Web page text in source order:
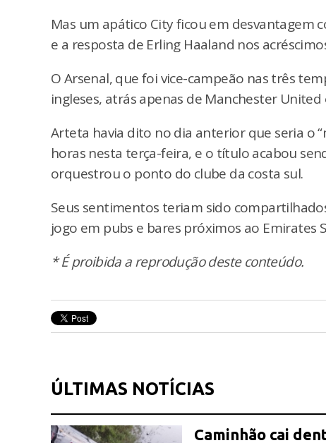
Mas um apático City ficou em desvantagem
e a resposta de Erling Haaland nos
O Arsenal, que foi vice-campeão nas três
ingleses, atrás apenas de Manchester
Arteta havia dito no dia anterior que seria o
horas nesta terça-feira, e o título acabou
orquestrou o ponto do clube da costa sul.
Seus sentimentos teriam sido
jogo em pubs e bares próximos ao
* É proibida a reprodução deste conteúdo.
ÚLTIMAS NOTÍCIAS
Caminhão cai